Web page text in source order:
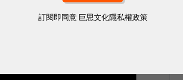
訂閱即同意 巨思文化隱私權政策